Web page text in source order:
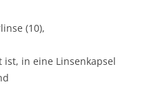
(10),
in eine Linsenkapsel